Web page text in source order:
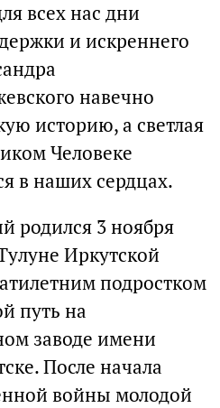
всех нас дни
и искреннего
навечно
историю, а светлая
Человеке
в наших сердцах.
родился 3 ноября
Иркутской
подростком
путь на
заводе имени
После начала
войны молодой